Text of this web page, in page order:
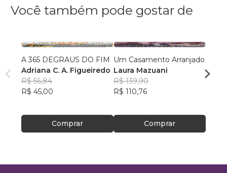
Você também pode gostar de
A 365 DEGRAUS DO FIM
Adriana C. A. Figueiredo
R$ 56,84
R$ 45,00
Comprar
Um Casamento Arranjado
Laura Mazuani
R$ 139,90
R$ 110,76
Comprar
R$